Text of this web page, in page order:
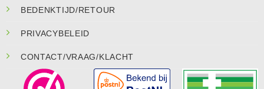
BEDENKTIJD/RETOUR
PRIVACYBELEID
CONTACT/VRAAG/KLACHT